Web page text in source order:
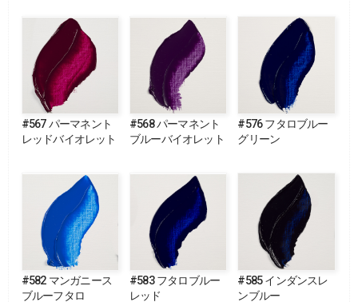
#567 パーマネント
レッドバイオレット
#568 パーマネント
ブルーバイオレット
#576 フタロブルー
グリーン
#582 マンガニース
ブルーフタロ
#583 フタロブルー
レッド
#585 インダンスレ
ンブルー